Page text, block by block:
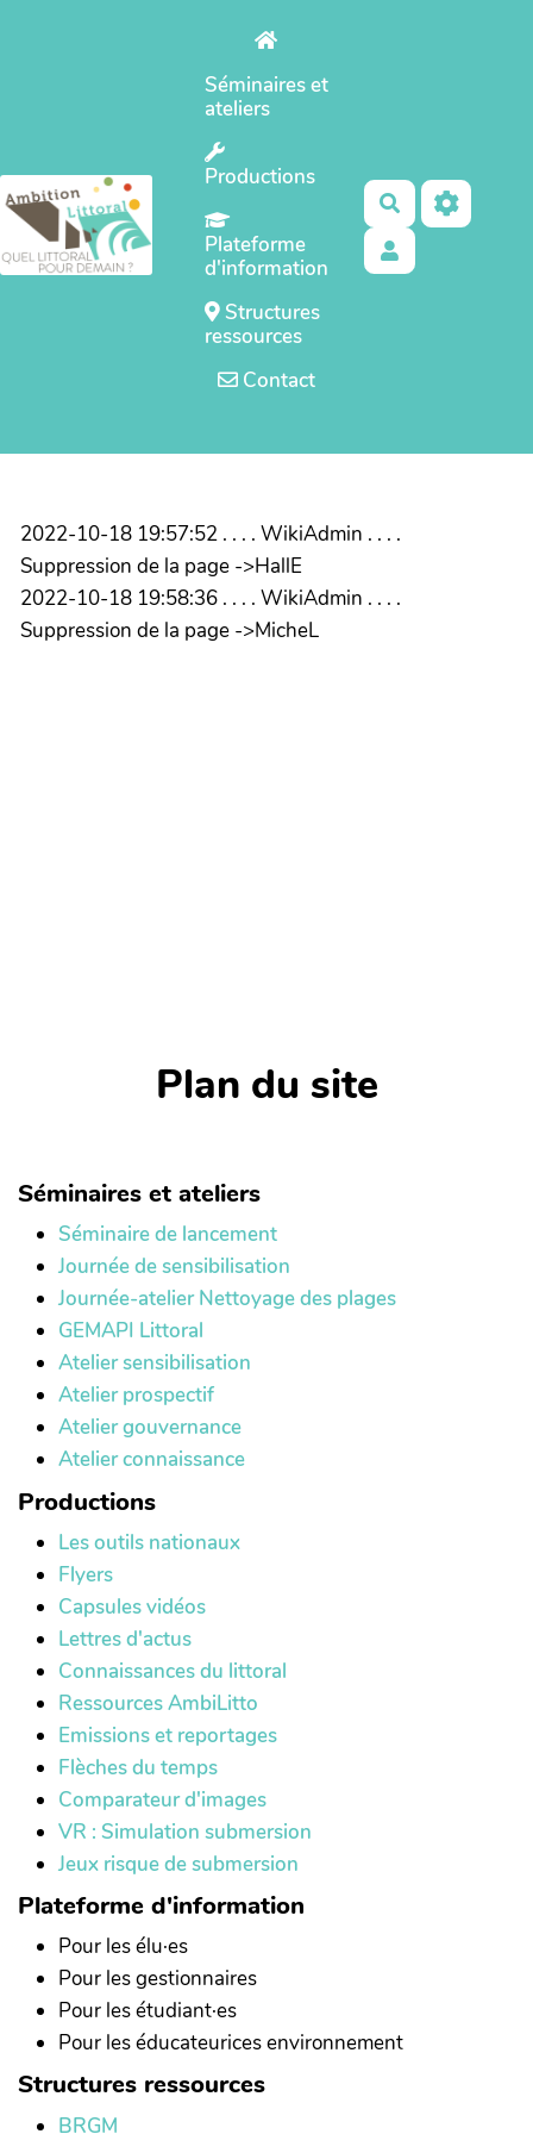
Séminaires et
ateliers
Productions
Plateforme
d'information
Structures
ressources
Contact
Rechercher
2022-10-18 19:57:52 . . . . WikiAdmin . . . .
Suppression de la page ->HallE
2022-10-18 19:58:36 . . . . WikiAdmin . . . .
Suppression de la page ->MicheL
Plan du site
Séminaires et ateliers
Séminaire de lancement
Journée de sensibilisation
Journée-atelier Nettoyage des plages
GEMAPI Littoral
Atelier sensibilisation
Atelier prospectif
Atelier gouvernance
Atelier connaissance
Productions
Les outils nationaux
Flyers
Capsules vidéos
Lettres d'actus
Connaissances du littoral
Ressources AmbiLitto
Emissions et reportages
Flèches du temps
Comparateur d'images
VR : Simulation submersion
Jeux risque de submersion
Plateforme d'information
Pour les élu·es
Pour les gestionnaires
Pour les étudiant·es
Pour les éducateurices environnement
Structures ressources
BRGM